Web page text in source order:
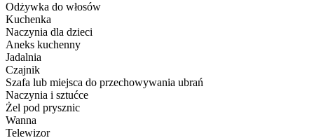
Odżywka do włosów
Kuchenka
Naczynia dla dzieci
Aneks kuchenny
Jadalnia
Czajnik
Szafa lub miejsca do przechowywania ubrań
Naczynia i sztućce
Żel pod prysznic
Wanna
Telewizor